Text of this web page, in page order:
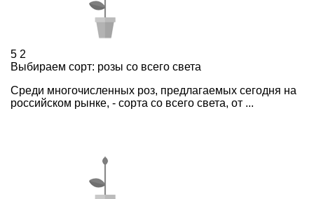
5 2
Выбираем сорт: розы со всего света
Среди многочисленных роз, предлагаемых сегодня на
российском рынке, - сорта со всего света, от ...